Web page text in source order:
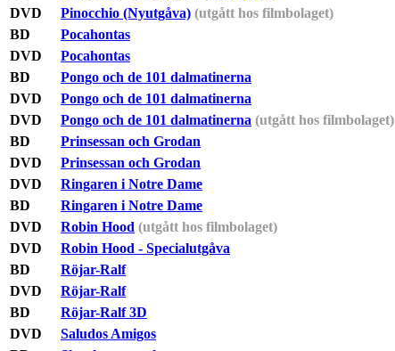
DVD
Pinocchio (Nyutgåva) (utgått hos filmbolaget)
BD
Pocahontas
DVD
Pocahontas
BD
Pongo och de 101 dalmatinerna
DVD
Pongo och de 101 dalmatinerna
DVD
Pongo och de 101 dalmatinerna (utgått hos filmbolaget)
BD
Prinsessan och Grodan
DVD
Prinsessan och Grodan
DVD
Ringaren i Notre Dame
BD
Ringaren i Notre Dame
DVD
Robin Hood (utgått hos filmbolaget)
DVD
Robin Hood - Specialutgåva
BD
Röjar-Ralf
DVD
Röjar-Ralf
BD
Röjar-Ralf 3D
DVD
Saludos Amigos